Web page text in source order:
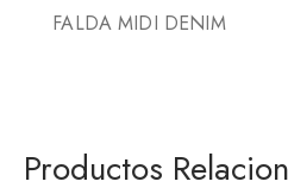
FALDA MIDI DENIM
Productos